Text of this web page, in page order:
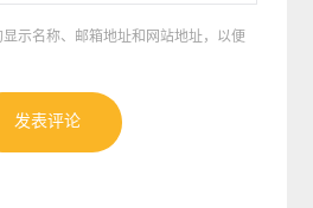
示名称、邮箱地址和网站地址，以便